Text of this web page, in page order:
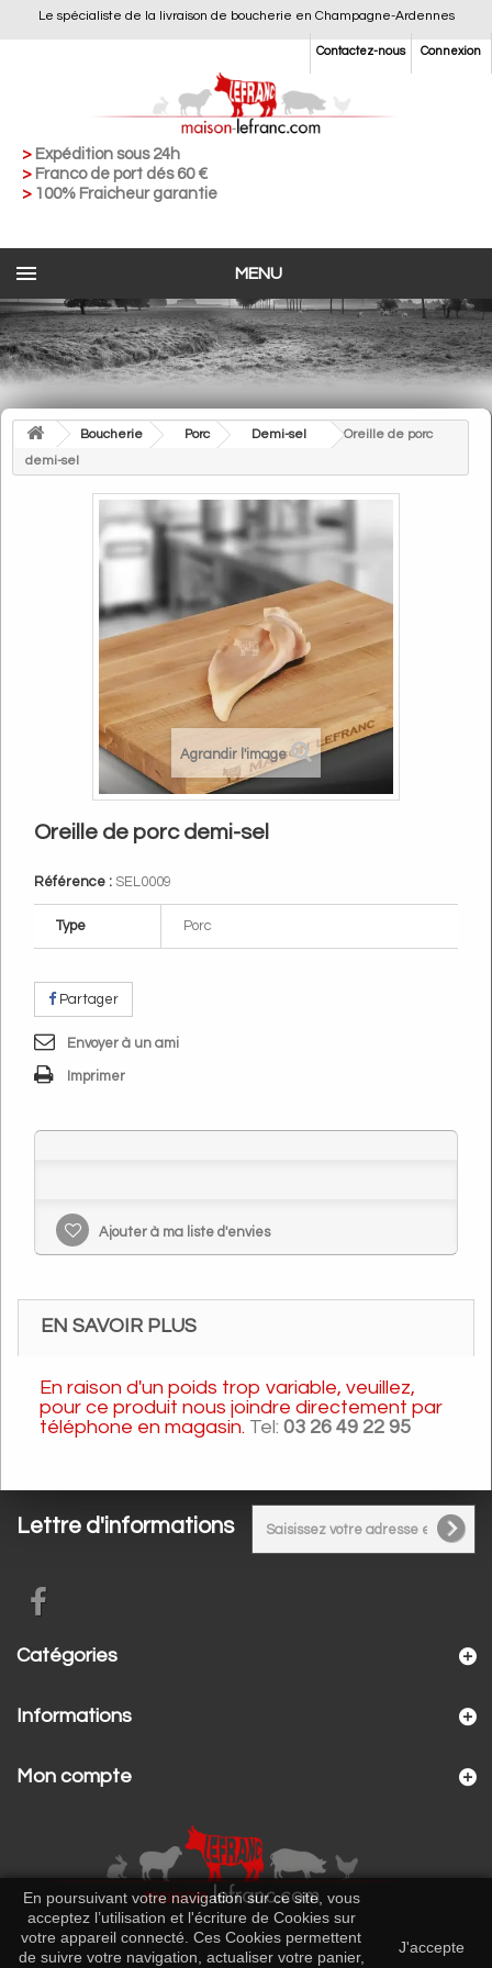
Le spécialiste de la livraison de boucherie en Champagne-Ardennes
Connexion
Contactez-nous
> Expédition sous 24h
> Franco de port dés 60 €
> 100% Fraicheur garantie
MENU
> Boucherie Porc Demi-sel > Oreille de porc
demi-sel
Agrandir l'image
Oreille de porc demi-sel
Référence : SEL0009
Type Porc
Partager
Envoyer à un ami
Imprimer
Ajouter à ma liste d'envies
EN SAVOIR PLUS
En raison d'un poids trop variable, veuillez,
pour ce produit nous joindre directement par
téléphone en magasin. Tel: 03 26 49 22 95
Lettre d'informations
Catégories
Informations
Mon compte
En poursuivant votre navigation sur ce site, vous
acceptez l’utilisation et l'écriture de Cookies sur
votre appareil connecté. Ces Cookies permettent
de suivre votre navigation, actualiser votre panier,
J'accepte